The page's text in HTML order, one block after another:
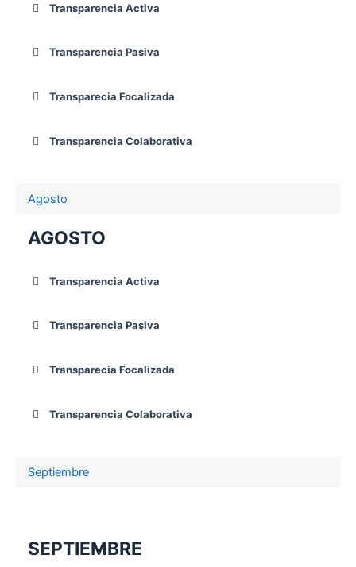
Transparencia Activa
Transparencia Pasiva
Transparecia Focalizada
Transparencia Colaborativa
Agosto
AGOSTO
Transparencia Activa
Transparencia Pasiva
Transparecia Focalizada
Transparencia Colaborativa
Septiembre
SEPTIEMBRE